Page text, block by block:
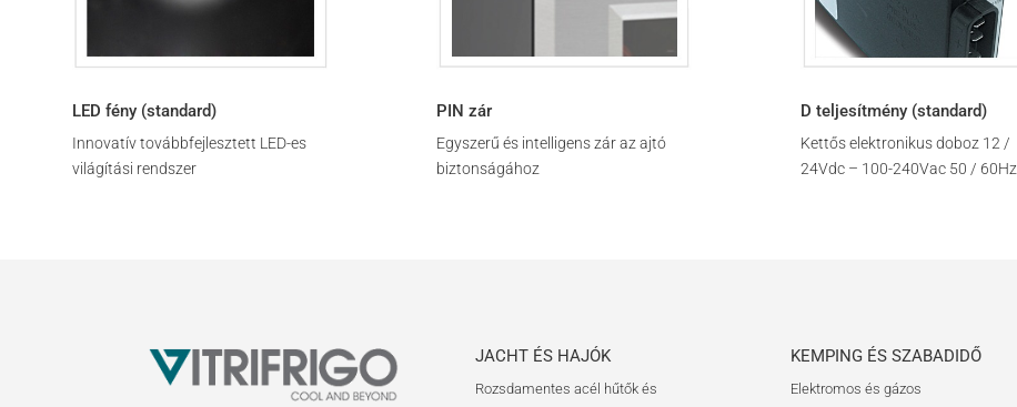
LED fény (standard)
Innovatív továbbfejlesztett LED-es
világítási rendszer
PIN zár
Egyszerű és intelligens zár az ajtó
biztonságához
D teljesítmény (standard)
Kettős elektronikus doboz 12 /
24Vdc – 100-240Vac 50 / 60Hz
JACHT ÉS HAJÓK
Rozsdamentes acél hűtők és
KEMPING ÉS SZABADIDŐ
Elektromos és gázos